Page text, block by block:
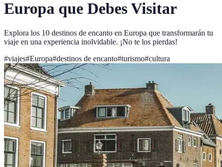
Europa que Debes Visitar
Explora los 10 destinos de encanto en Europa que transformarán tu
viaje en una experiencia inolvidable. ¡No te los pierdas!
#viajes#Europa#destinos de encanto#turismo#cultura